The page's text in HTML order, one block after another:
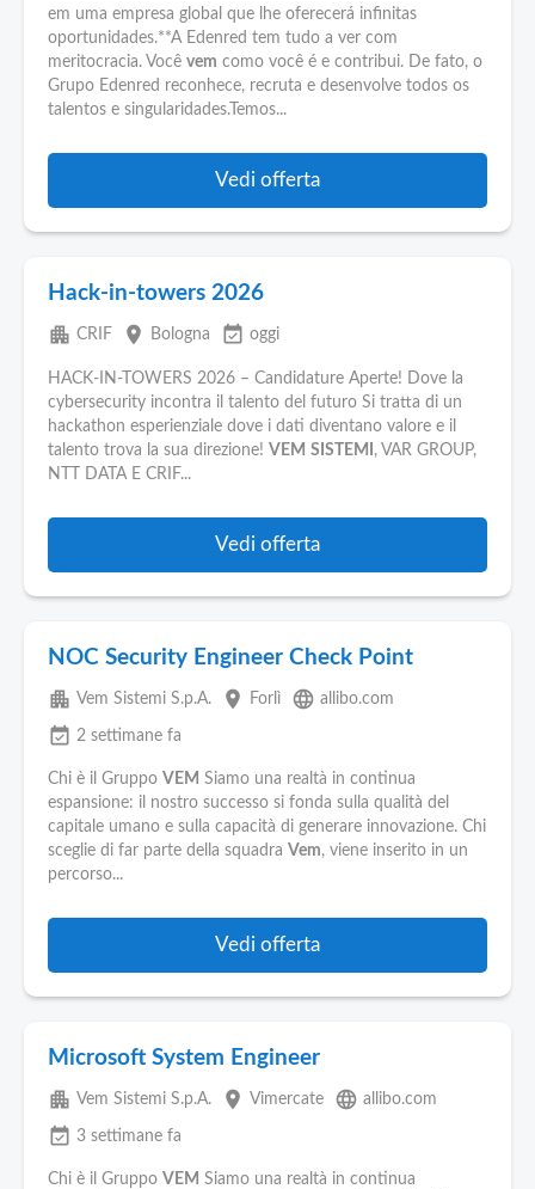
em uma empresa global que lhe oferecerá infinitas
oportunidades.**A Edenred tem tudo a ver com
meritocracia. Você vem como você é e contribui. De fato, o
Grupo Edenred reconhece, recruta e desenvolve todos os
talentos e singularidades.Temos...
Vedi offerta
Hack-in-towers 2026
apartment CRIF place Bologna event_available oggi
HACK-IN-TOWERS 2026 – Candidature Aperte! Dove la
cybersecurity incontra il talento del futuro Si tratta di un
hackathon esperienziale dove i dati diventano valore e il
talento trova la sua direzione! VEM SISTEMI , VAR GROUP,
NTT DATA E CRIF...
Vedi offerta
NOC Security Engineer Check Point
apartment Vem Sistemi S.p.A. place Forlì language allibo.com
event_available 2 settimane fa
Chi è il Gruppo VEM Siamo una realtà in continua
espansione: il nostro successo si fonda sulla qualità del
capitale umano e sulla capacità di generare innovazione. Chi
sceglie di far parte della squadra Vem, viene inserito in un
percorso...
Vedi offerta
Microsoft System Engineer
apartment Vem Sistemi S.p.A. place Vimercate language allibo.com
event_available 3 settimane fa
Chi è il Gruppo VEM Siamo una realtà in continua